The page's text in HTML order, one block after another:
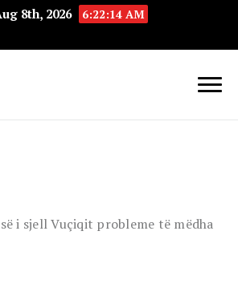
8th, 2026 6:22:15 AM
i sjell Vuçiqit probleme të mëdha